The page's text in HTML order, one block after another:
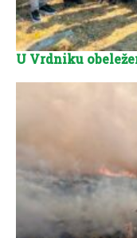
U Vrdniku